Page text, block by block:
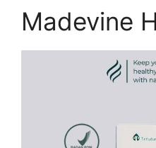
Madevine